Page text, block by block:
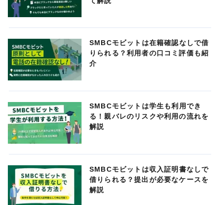
SMBCモビットは在籍確認なしで借
りられる？利用者の口コミ評価も紹
介
SMBCモビットは学生も利用でき
る！親バレのリスクや利用の流れを
解説
SMBCモビットは収入証明書なしで
借りられる？提出が必要なケースを
解説